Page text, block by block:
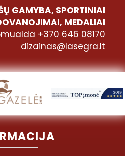
GAMYBA, SPORTINIAI
MEDALIAI
+370 646 08170
dizainas@lasegra.lt